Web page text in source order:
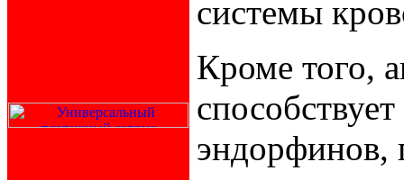
системы
Кроме того,
эндорфинов,